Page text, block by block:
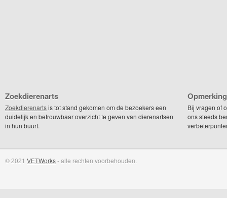
Zoekdierenarts
Zoekdierenartsis tot stand gekomen om de bezoekers een
duidelijk en betrouwbaar overzicht te geven van dierenartsen
in hun buurt.
Bij vragen of
ons steeds
© 2021 VETWorks- alle rechten voorbehouden.